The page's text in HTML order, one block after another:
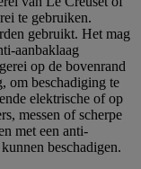
te gebruiken.
gebruikt. Het mag
aanbaklaag
op de bovenrand
om beschadiging te
elektrische of op
messen of scherpe
met een anti-
beschadigen.